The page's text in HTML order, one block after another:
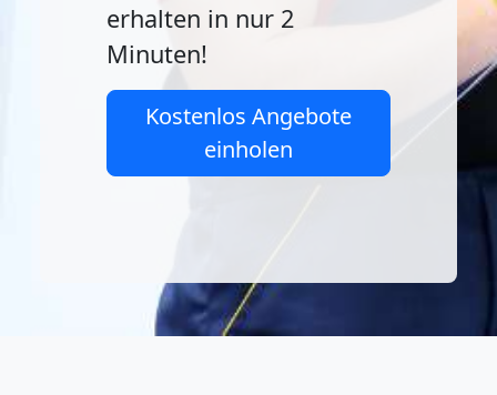
erhalten in nur 2
Minuten!
Kostenlos Angebote
einholen